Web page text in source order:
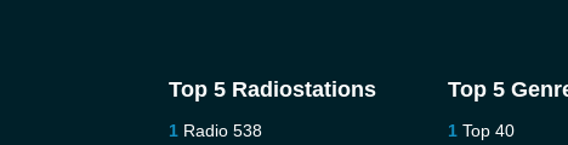
Top 5 Radiostations
Radio 538
Top 5
Top 40